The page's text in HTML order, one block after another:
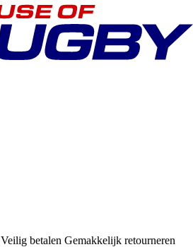
Veilig betalen Gemakkelijk retourneren